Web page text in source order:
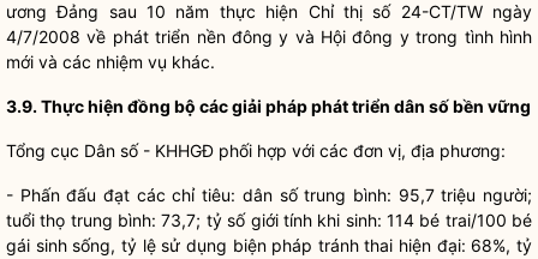
ương Đảng sau 10 năm thực hiện Chỉ thị số 24-CT/TW ngày
4/7/2008 về phát triển nền đông y và Hội đông y trong tình hình
mới và các nhiệm vụ khác.
3.9. Thực hiện đồng bộ các giải pháp phát triển dân số bền vững
Tổng cục Dân số - KHHGĐ phối hợp với các đơn vị, địa phương:
- Phấn đấu đạt các chỉ tiêu: dân số trung bình: 95,7 triệu người;
tuổi thọ trung bình: 73,7; tỷ số giới tính khi sinh: 114 bé trai/100 bé
gái sinh sống, tỷ lệ sử dụng biện pháp tránh thai hiện đại: 68%, tỷ